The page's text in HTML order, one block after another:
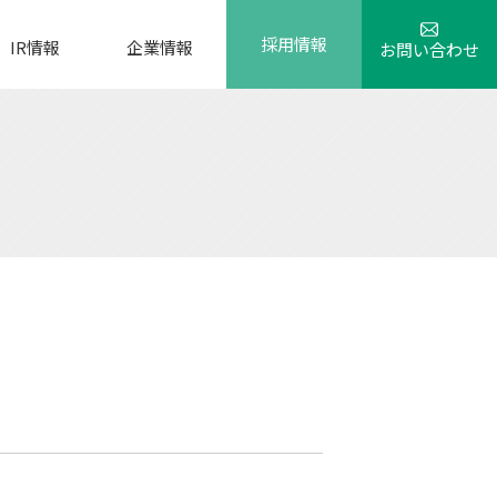
IR情報 企業情報 採用情報 お問い合わせ